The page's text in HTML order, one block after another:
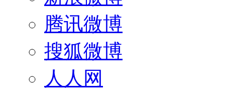
腾讯微博
搜狐微博
人人网